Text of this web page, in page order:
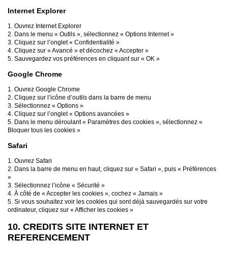
Internet Explorer
1. Ouvrez Internet Explorer
2. Dans le menu « Outils », sélectionnez « Options Internet »
3. Cliquez sur l’onglet « Confidentialité »
4. Cliquez sur « Avancé » et décochez « Accepter »
5. Sauvegardez vos préférences en cliquant sur « OK »
Google Chrome
1. Ouvrez Google Chrome
2. Cliquez sur l’icône d’outils dans la barre de menu
3. Sélectionnez « Options »
4. Cliquez sur l’onglet « Options avancées »
5. Dans le menu déroulant « Paramètres des cookies », sélectionnez «
Bloquer tous les cookies »
Safari
1. Ouvrez Safari
2. Dans la barre de menu en haut, cliquez sur « Safari », puis « Préférences
»
3. Sélectionnez l’icône « Sécurité »
4. À côté de « Accepter les cookies », cochez « Jamais »
5. Si vous souhaitez voir les cookies qui sont déjà sauvegardés sur votre
ordinateur, cliquez sur « Afficher les cookies »
10. CREDITS SITE INTERNET ET
REFERENCEMENT